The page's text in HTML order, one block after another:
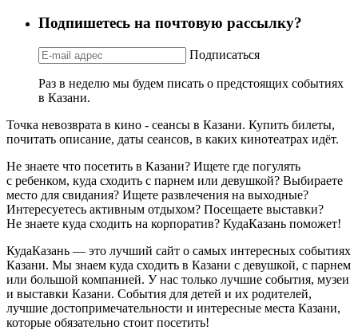
Подпишетесь на почтовую рассылку?
Подписаться
Раз в неделю мы будем писать о предстоящих событиях
в Казани.
Точка невозврата в кино - сеансы в Казани. Купить билеты,
почитать описание, даты сеансов, в каких кинотеатрах идёт.
Не знаете что посетить в Казани? Ищете где погулять
с ребенком, куда сходить с парнем или девушкой? Выбираете
место для свидания? Ищете развлечения на выходные?
Интересуетесь активным отдыхом? Посещаете выставки?
Не знаете куда сходить на корпоратив? КудаКазань поможет!
КудаКазань — это лучший сайт о самых интересных событиях
Казани. Мы знаем куда сходить в Казани с девушкой, с парнем
или большой компанией. У нас только лучшие события, музеи
и выставки Казани. События для детей и их родителей,
лучшие достопримечательности и интересные места Казани,
которые обязательно стоит посетить!